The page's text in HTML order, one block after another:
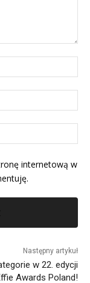
internetową w
Następny artykuł
w 22. edycji
Awards Poland!